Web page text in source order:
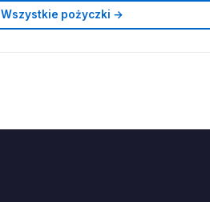
Wszystkie pożyczki →